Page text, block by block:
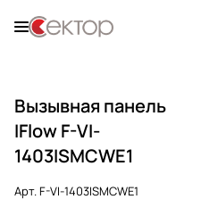
Вызывная панель
IFlow F-VI-
1403ISMCWE1
Арт.F-VI-1403ISMCWE1